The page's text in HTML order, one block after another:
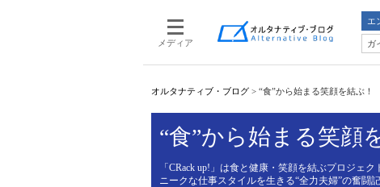
メディア
エ
ガ
オルタナティブ・ブログ > “食”から始まる笑顔を結ぶ！
“食”から始まる笑顔
「CRack up!」は食と健康・笑顔を結ぶプロジ
ニークな仕事スタイルを生きる“全力夫婦”の奮闘記